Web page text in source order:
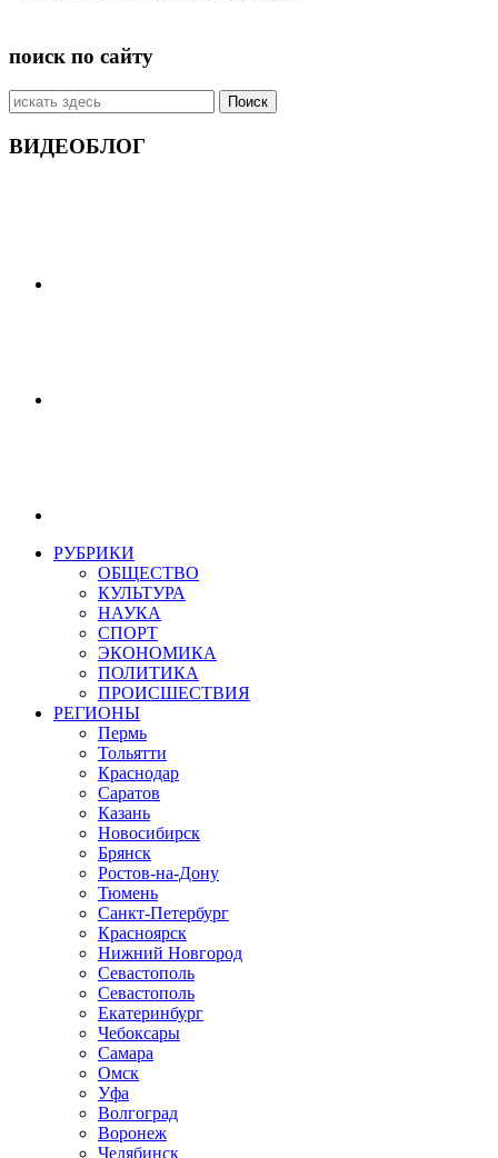
поиск по сайту
Искать:
ВИДЕОБЛОГ
РУБРИКИ
ОБЩЕСТВО
КУЛЬТУРА
НАУКА
СПОРТ
ЭКОНОМИКА
ПОЛИТИКА
ПРОИСШЕСТВИЯ
РЕГИОНЫ
Пермь
Тольятти
Краснодар
Саратов
Казань
Новосибирск
Брянск
Ростов-на-Дону
Тюмень
Санкт-Петербург
Красноярск
Нижний Новгород
Севастополь
Севастополь
Екатеринбург
Чебоксары
Самара
Омск
Уфа
Волгоград
Воронеж
Челябинск